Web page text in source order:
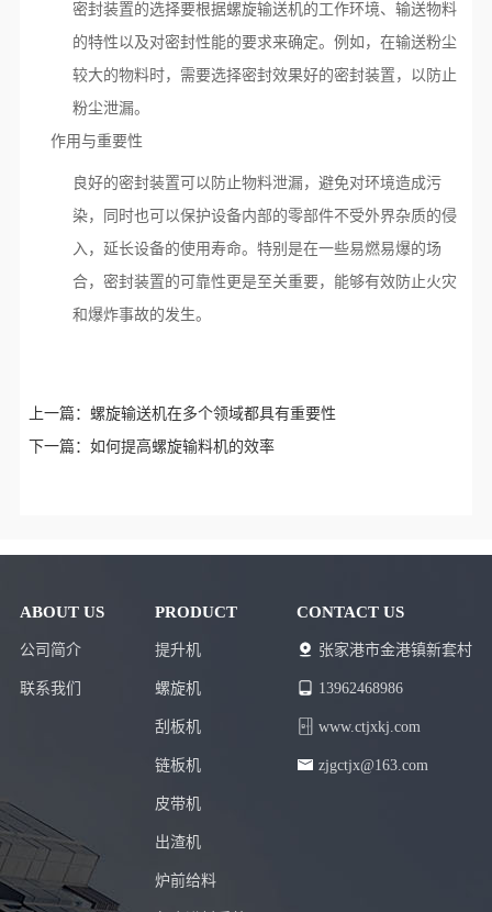
密封装置的选择要根据螺旋输送机的工作环境、输送物料
的特性以及对密封性能的要求来确定。例如，在输送粉尘
较大的物料时，需要选择密封效果好的密封装置，以防止
粉尘泄漏。
作用与重要性
良好的密封装置可以防止物料泄漏，避免对环境造成污
染，同时也可以保护设备内部的零部件不受外界杂质的侵
入，延长设备的使用寿命。特别是在一些易燃易爆的场
合，密封装置的可靠性更是至关重要，能够有效防止火灾
和爆炸事故的发生。
上一篇：螺旋输送机在多个领域都具有重要性
下一篇：如何提高螺旋输料机的效率
ABOUT US
公司简介
联系我们
PRODUCT
提升机
螺旋机
刮板机
链板机
皮带机
出渣机
炉前给料
CONTACT US
张家港市金港镇新套村
13962468986
www.ctjxkj.com
zjgctjx@163.com